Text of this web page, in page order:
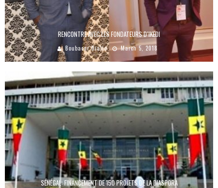
RENCONTRE AVEC LES FONDATEURS D’IKEDI
Boubacar Diallo March 5, 2018
SÉNÉGAL: FINANCEMENT DE 150 PROJETS DE LA DIASPORA